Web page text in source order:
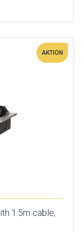
AKTION
1.5m cable,